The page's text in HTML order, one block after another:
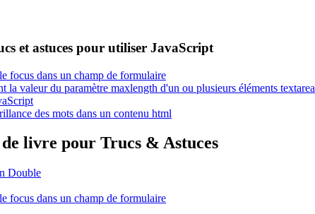
et astuces pour utiliser JavaScript
focus dans un champ de formulaire
la valeur du paramètre maxlength d'un ou plusieurs éléments textarea
des mots dans un contenu html
livre pour Trucs & Astuces
Double
focus dans un champ de formulaire